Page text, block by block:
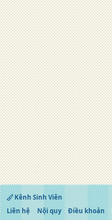
Kênh Sinh Viên
Liên hệ
Nội quy Điều khoản